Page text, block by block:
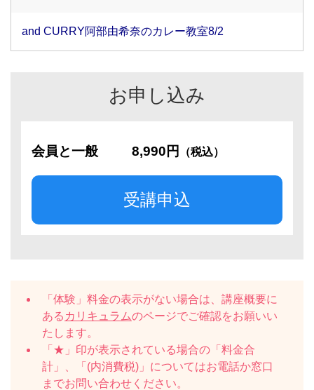
and CURRY阿部由希奈のカレー教室8/2
お申し込み
会員と一般 8,990円 （税込）
受講申込
「体験」料金の表示がない場合は、講座概要に
ある カリキュラムのページでご確認をお願いい
たします。
「★」印が表示されている場合の「料金合
計」、「(内消費税)」についてはお電話か窓口
までお問い合わせください。